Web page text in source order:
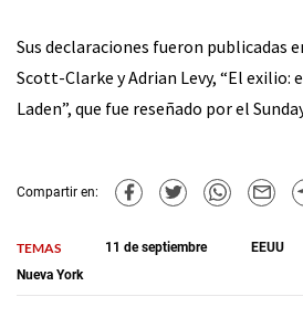
Sus declaraciones fueron publicadas
Scott-Clarke y Adrian Levy, “El exilio:
Laden”, que fue reseñado por el
Compartir en:
TEMAS 11 de septiembre EEUU
Nueva York